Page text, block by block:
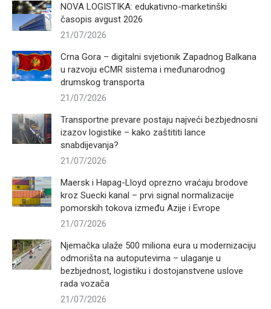
NOVA LOGISTIKA: edukativno-marketinški
časopis avgust 2026
21/07/2026
Crna Gora – digitalni svjetionik Zapadnog Balkana
u razvoju eCMR sistema i međunarodnog
drumskog transporta
21/07/2026
Transportne prevare postaju najveći bezbjednosni
izazov logistike – kako zaštititi lance
snabdijevanja?
21/07/2026
Maersk i Hapag-Lloyd oprezno vraćaju brodove
kroz Suecki kanal – prvi signal normalizacije
pomorskih tokova između Azije i Evrope
21/07/2026
Njemačka ulaže 500 miliona eura u modernizaciju
odmorišta na autoputevima – ulaganje u
bezbjednost, logistiku i dostojanstvene uslove
rada vozača
21/07/2026